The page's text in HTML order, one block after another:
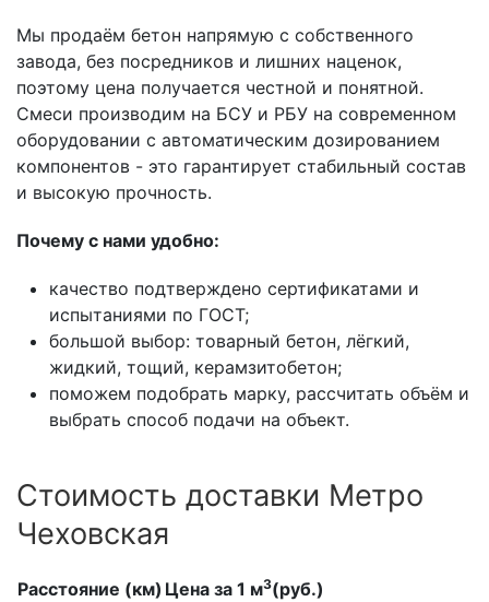
Мы продаём бетон напрямую с собственного
завода, без посредников и лишних наценок,
поэтому цена получается честной и понятной.
Смеси производим на БСУ и РБУ на современном
оборудовании с автоматическим дозированием
компонентов - это гарантирует стабильный состав
и высокую прочность.
Почему с нами удобно:
качество подтверждено сертификатами и
испытаниями по ГОСТ;
большой выбор: товарный бетон, лёгкий,
жидкий, тощий, керамзитобетон;
поможем подобрать марку, рассчитать объём и
выбрать способ подачи на объект.
Стоимость доставки Метро
Чеховская
Расстояние (км) Цена за 1 м3(руб.)